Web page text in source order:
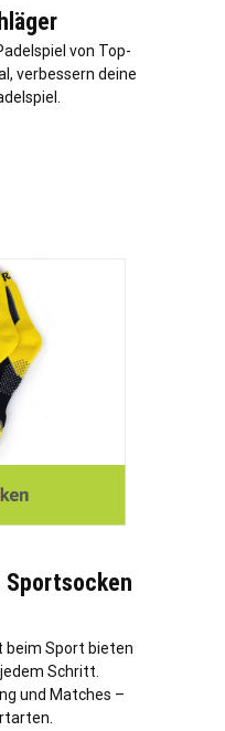
von Top-
verbessern deine
Sportsocken
beim Sport bieten
Schritt.
und Matches –